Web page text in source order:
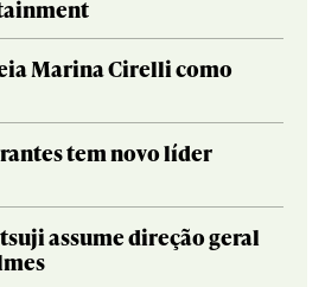
Marina Cirelli como
tem novo líder
assume direção geral